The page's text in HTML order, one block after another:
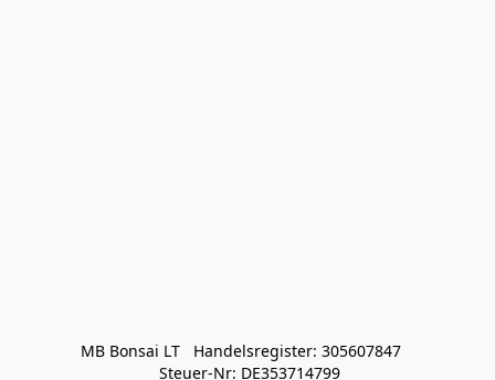
MB Bonsai LT   Handelsregister: 305607847
Steuer-Nr: DE353714799